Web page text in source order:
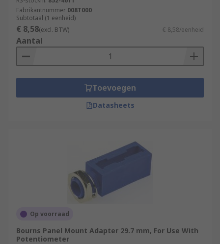
trimmer potentiometers easier
Fabrikantnummer 008T000
Subtotaal (1 eenheid)
€ 8,58(excl. BTW) € 8,58/eenheid
Aantal
Toevoegen
Datasheets
Op voorraad
Bourns Panel Mount Adapter 29.7 mm, For Use With
Potentiometer